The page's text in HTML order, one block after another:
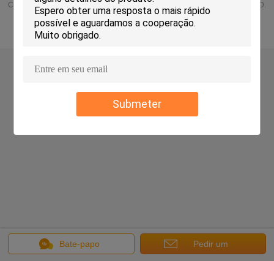
Submeter
Bate-papo Pedir um
Copyright © 2015 - 2025 SUZHOU POLESTAR METAL PRODUCTS CO., LTD.
All rights reserved.